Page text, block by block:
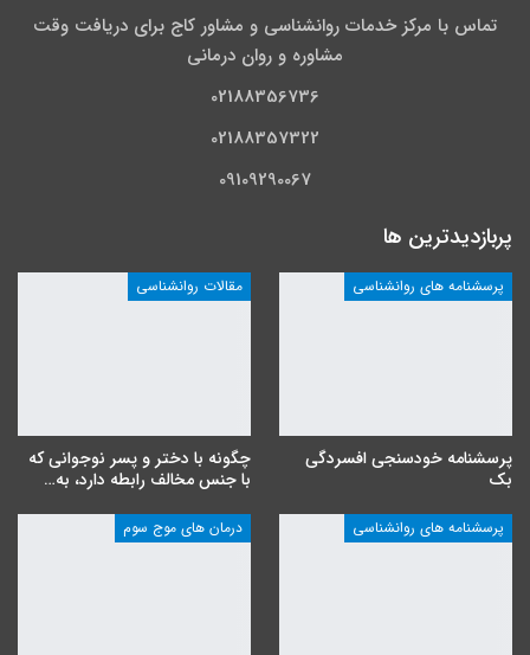
تماس با مرکز خدمات روانشناسی و مشاور کاج برای دریافت وقت
مشاوره و روان درمانی
02188356736
02188357322
09109290067
پربازدیدترین ها
پرسشنامه های روانشناسی
پرسشنامه خودسنجی افسردگی
بک
مقالات روانشناسی
چگونه با دختر و پسر نوجوانی که
با جنس مخالف رابطه دارد، به…
پرسشنامه های روانشناسی درمان های موج سوم